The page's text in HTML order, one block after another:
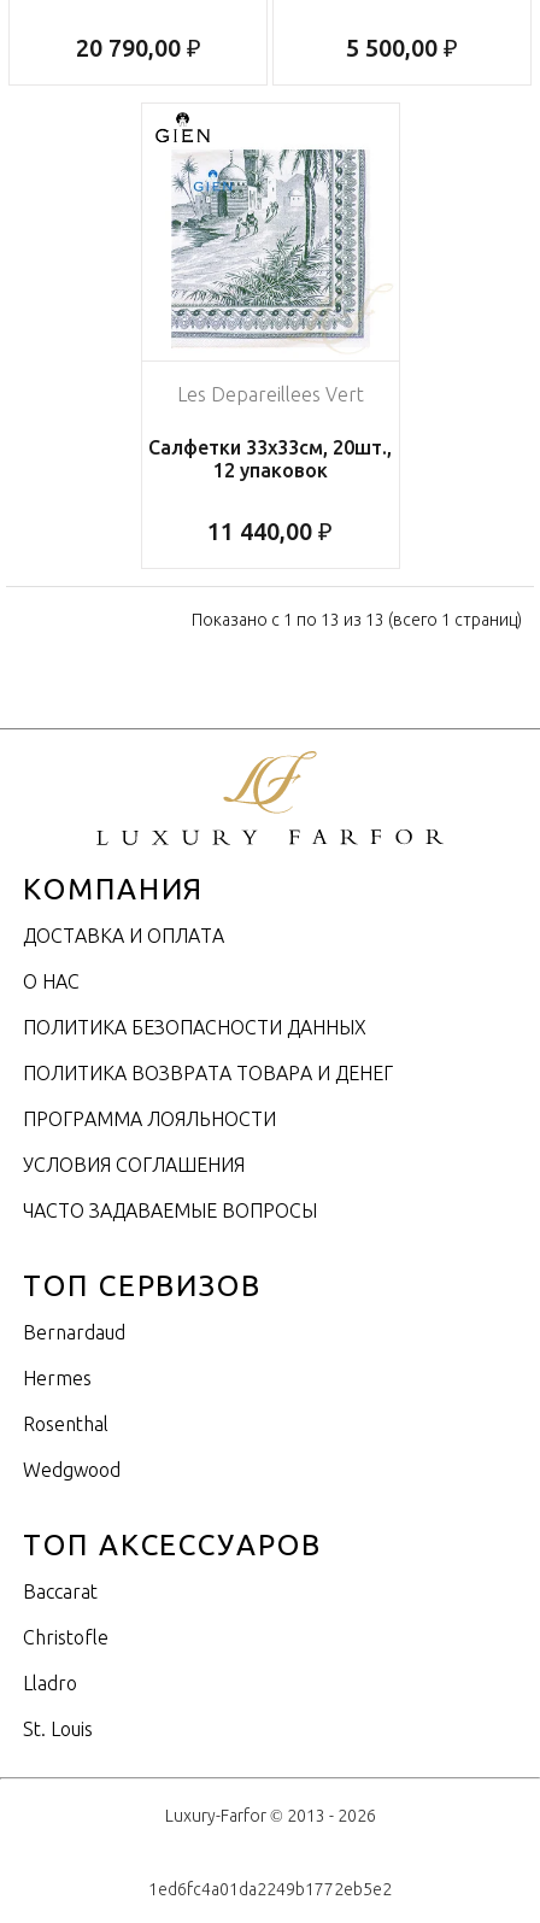
20 790,00 ₽ 5 500,00 ₽
Les Depareillees Vert
Салфетки 33х33см, 20шт.,
12 упаковок
11 440,00 ₽
Показано с 1 по 13 из 13 (всего 1 страниц)
КОМПАНИЯ
ДОСТАВКА И ОПЛАТА
О НАС
ПОЛИТИКА БЕЗОПАСНОСТИ ДАННЫХ
ПОЛИТИКА ВОЗВРАТА ТОВАРА И ДЕНЕГ
ПРОГРАММА ЛОЯЛЬНОСТИ
УСЛОВИЯ СОГЛАШЕНИЯ
ЧАСТО ЗАДАВАЕМЫЕ ВОПРОСЫ
ТОП СЕРВИЗОВ
Bernardaud
Hermes
Rosenthal
Wedgwood
ТОП АКСЕССУАРОВ
Baccarat
Christofle
Lladro
St. Louis
Luxury-Farfor © 2013 - 2026
1ed6fc4a01da2249b1772eb5e2